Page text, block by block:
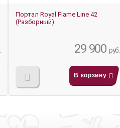
Портал Royal Flame Line 42
(Разборный)
29 900 руб.
В корзину